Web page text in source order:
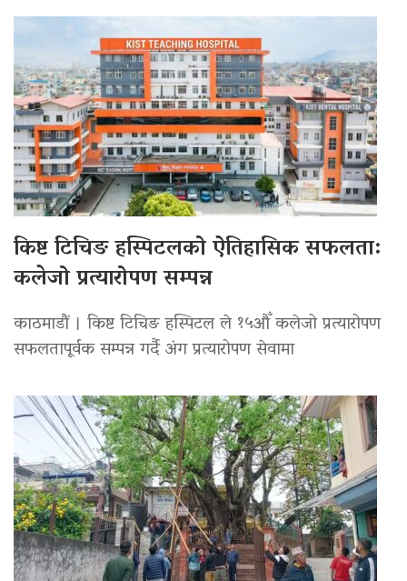
किष्ट टिचिङ हस्पिटलको ऐतिहासिक सफलता:
कलेजो प्रत्यारोपण सम्पन्न
काठमाडौं । किष्ट टिचिङ हस्पिटल ले १५औँ कलेजो प्रत्यारोपण
सफलतापूर्वक सम्पन्न गर्दै अंग प्रत्यारोपण सेवामा